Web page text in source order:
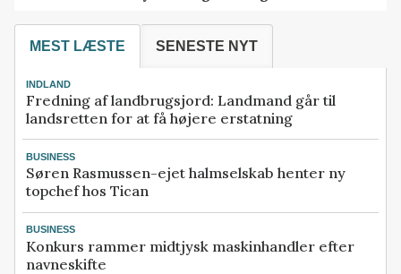
MEST LÆSTE SENESTE NYT
INDLAND
Fredning af landbrugsjord: Landmand går til
landsretten for at få højere erstatning
BUSINESS
Søren Rasmussen-ejet halmselskab henter ny
topchef hos Tican
BUSINESS
Konkurs rammer midtjysk maskinhandler efter
navneskifte